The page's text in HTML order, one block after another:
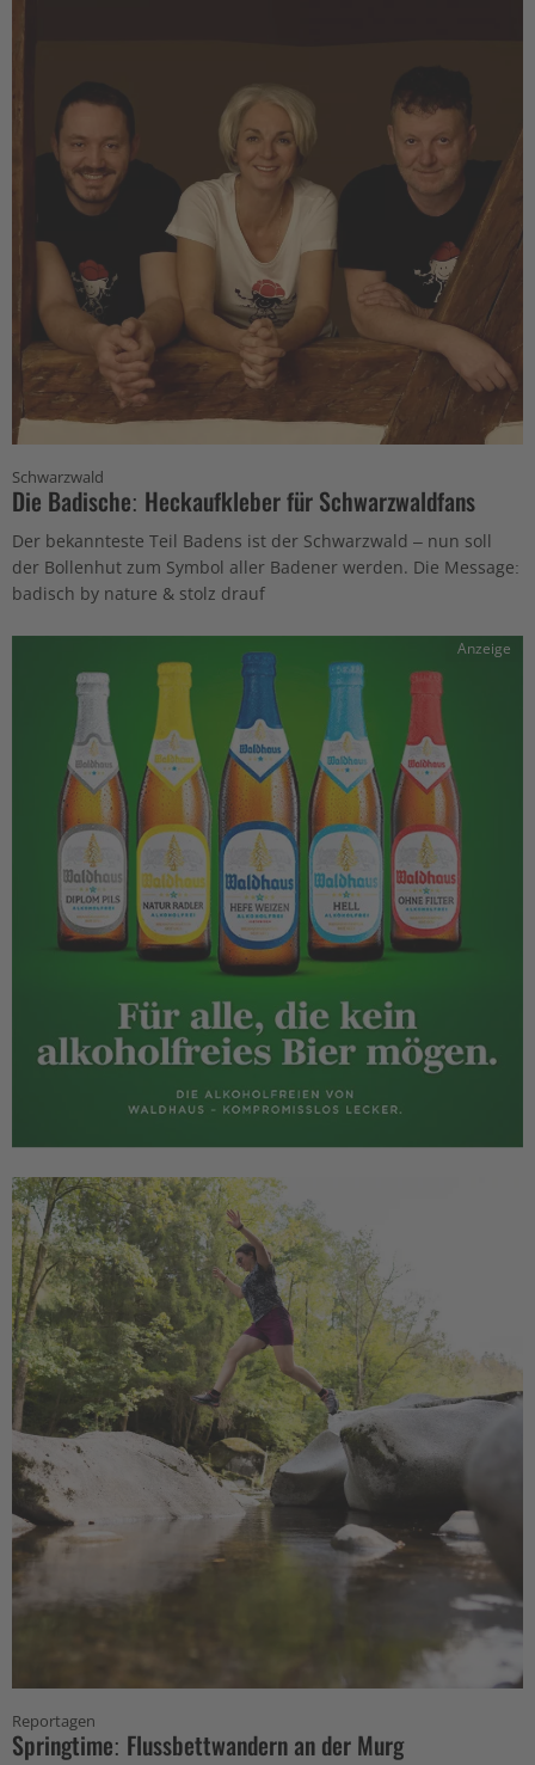
Schwarzwald
Die Badische: Heckaufkleber für Schwarzwaldfans
Der bekannteste Teil Badens ist der Schwarzwald – nun soll
der Bollenhut zum Symbol aller Badener werden. Die Message:
badisch by nature & stolz drauf
Anzeige
Reportagen
Springtime: Flussbettwandern an der Murg